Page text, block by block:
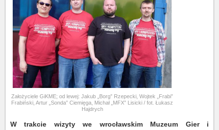
Założyciele GiKME; od lewej: Jakub „Borg” Rzepecki, Wojtek „Frabi”
Frabiński, Artur „Sonda” Ciemięga, Michał„MFX” Lisicki / fot. Łukasz
Hajdrych
W trakcie wizyty we wrocławskim Muzeum Gier i